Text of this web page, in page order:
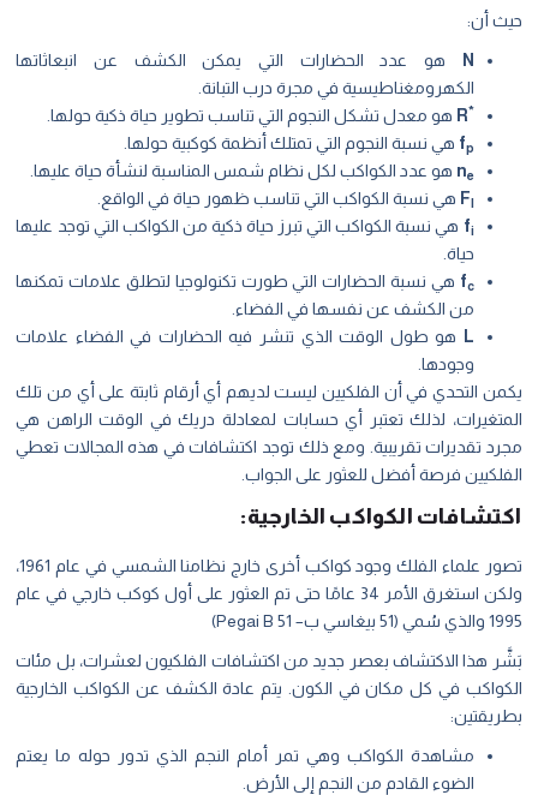
حيث أن:
N
هو عدد الحضارات التي يمكن الكشف عن انبعاثاتها
الكهرومغناطيسية في مجرة درب التبانة.
*
R هو معدل تشكل النجوم التي تناسب تطوير حياة ذكية حولها.
fp
هي نسبة النجوم التي تمتلك أنظمة كوكبية حولها.
ne
هو عدد الكواكب لكل نظام شمس المناسبة لنشأة حياة عليها.
Fl
هي نسبة الكواكب التي تناسب ظهور حياة في الواقع.
fi
هي نسبة الكواكب التي تبرز حياة ذكية من الكواكب التي توجد عليها
حياة.
fc
هي نسبة الحضارات التي طورت تكنولوجيا لتطلق علامات تمكنها
من الكشف عن نفسها في الفضاء.
L
هو طول الوقت الذي تنشر فيه الحضارات في الفضاء علامات
وجودها.
يكمن التحدي في أن الفلكيين ليست لديهم أي أرقام ثابتة على أي من تلك
المتغيرات، لذلك تعتبر أي حسابات لمعادلة دريك في الوقت الراهن هي
مجرد تقديرات تقريبية. ومع ذلك توجد اكتشافات في هذه المجالات تعطي
الفلكيين فرصة أفضل للعثور على الجواب.
اكتشافات الكواكب الخارجية:
تصور علماء الفلك وجود كواكب أخرى خارج نظامنا الشمسي في عام 1961،
ولكن استغرق الأمر 34 عامًا حتى تم العثور على أول كوكب خارجي في عام
1995 والذي سُمي (51 بيغاسي ب– 51 Pegai B)
بَشَّر هذا الاكتشاف بعصر جديد من اكتشافات الفلكيون لعشرات، بل مئات
الكواكب في كل مكان في الكون. يتم عادة الكشف عن الكواكب الخارجية
بطريقتين:
مشاهدة الكواكب وهي تمر أمام النجم الذي تدور حوله ما يعتم
الضوء القادم من النجم إلى الأرض.